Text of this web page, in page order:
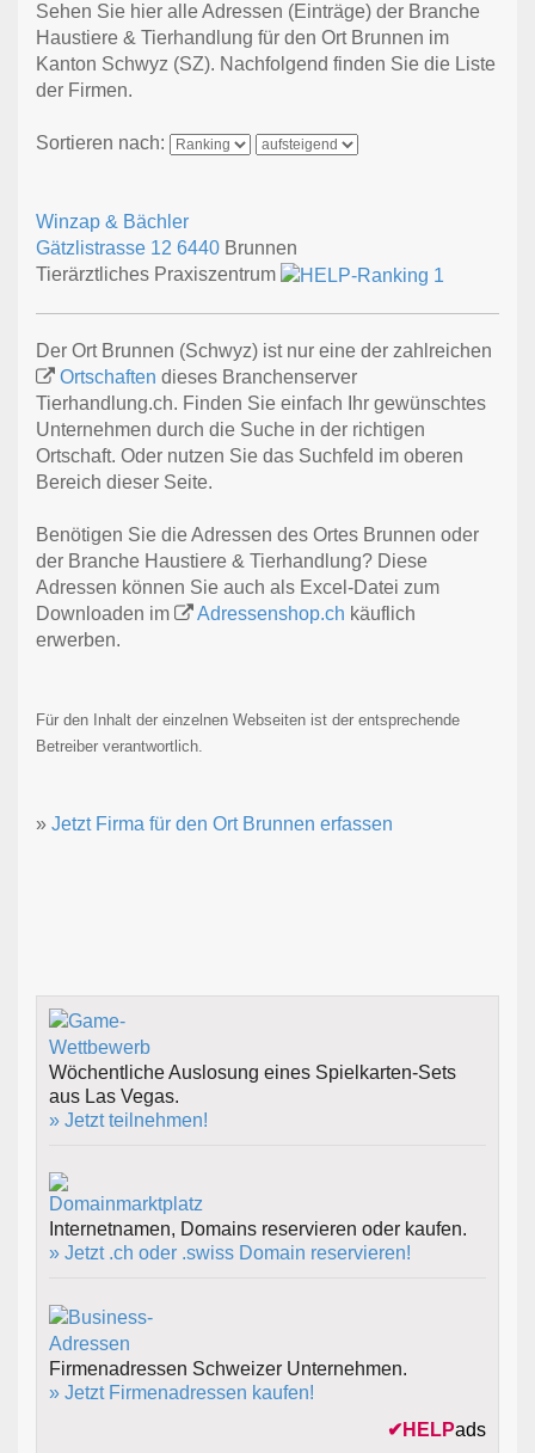
Sehen Sie hier alle Adressen (Einträge) der Branche
Haustiere & Tierhandlung für den Ort Brunnen im
Kanton Schwyz (SZ). Nachfolgend finden Sie die Liste
der Firmen.
Sortieren nach:
Winzap & Bächler
Gätzlistrasse 12 6440 Brunnen
Tierärztliches Praxiszentrum
Der Ort Brunnen (Schwyz) ist nur eine der zahlreichen
Ortschaften dieses Branchenserver
Tierhandlung.ch. Finden Sie einfach Ihr gewünschtes
Unternehmen durch die Suche in der richtigen
Ortschaft. Oder nutzen Sie das Suchfeld im oberen
Bereich dieser Seite.
Benötigen Sie die Adressen des Ortes Brunnen oder
der Branche Haustiere & Tierhandlung? Diese
Adressen können Sie auch als Excel-Datei zum
Downloaden im
Adressenshop.ch käuflich
erwerben.
Für den Inhalt der einzelnen Webseiten ist der entsprechende
Betreiber verantwortlich.
» Jetzt Firma für den Ort Brunnen erfassen
Wöchentliche Auslosung eines Spielkarten-Sets
aus Las Vegas.
» Jetzt teilnehmen!
Internetnamen, Domains reservieren oder kaufen.
» Jetzt .ch oder .swiss Domain reservieren!
Firmenadressen Schweizer Unternehmen.
» Jetzt Firmenadressen kaufen!
✔ HELPads